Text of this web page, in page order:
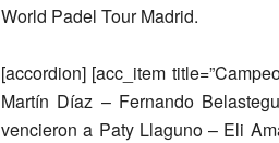
World Padel Tour Madrid.
[accordion] [acc_item
Martín Díaz – Fernando
vencieron a Paty Llaguno – Eli